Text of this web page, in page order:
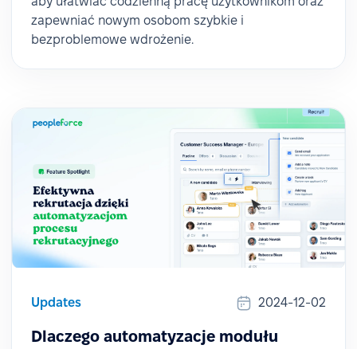
zapewniać nowym osobom szybkie i
bezproblemowe wdrożenie.
Updates 2024-12-02
Dlaczego automatyzacje modułu